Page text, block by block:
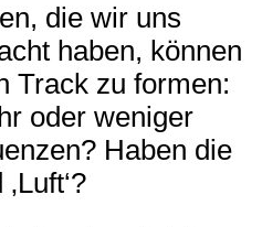
die wir uns
haben, können
Track zu formen:
oder weniger
Haben die